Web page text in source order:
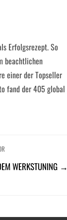
Erfolgsrezept. So
beachtlichen
einer der Topseller
fand der 405 global
WERKSTUNING →